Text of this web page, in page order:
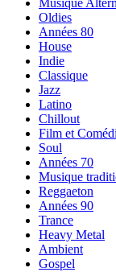
Musique
Oldies
Années 80
House
Indie
Classique
Jazz
Latino
Chillout
Film et
Soul
Années 70
Musique
Reggaeton
Années 90
Trance
Heavy Metal
Ambient
Gospel